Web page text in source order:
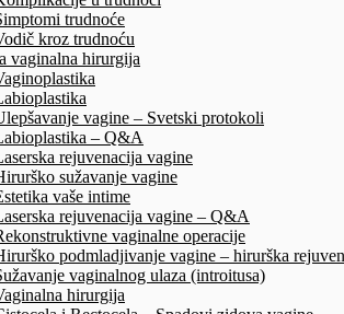
trudnoće
kroz trudnoću
vaginalna hirurgija
vagine – Svetski protokoli
– Q&A
rejuvenacija vagine
sužavanje vagine
vaše intime
rejuvenacija vagine – Q&A
vaginalne operacije
podmladjivanje vagine – hirurška
vaginalnog ulaza (introitusa)
hirurgija